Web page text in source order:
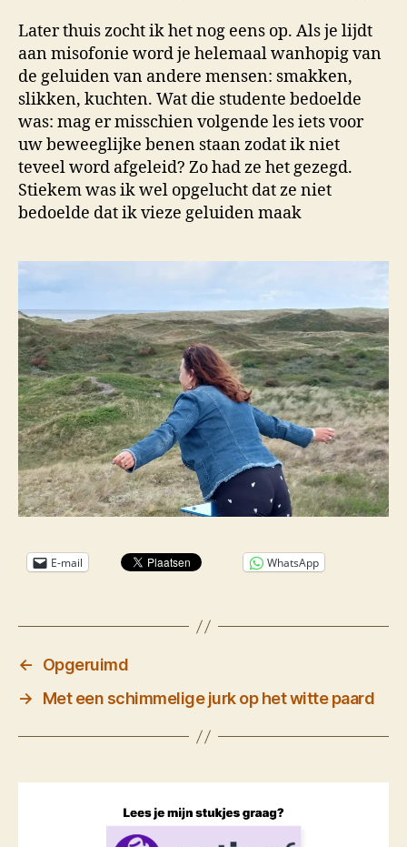
Later thuis zocht ik het nog eens op. Als je lijdt
aan misofonie word je helemaal wanhopig van
de geluiden van andere mensen: smakken,
slikken, kuchten. Wat die studente bedoelde
was: mag er misschien volgende les iets voor
uw beweeglijke benen staan zodat ik niet
teveel word afgeleid? Zo had ze het gezegd.
Stiekem was ik wel opgelucht dat ze niet
bedoelde dat ik vieze geluiden maak
E-mail WhatsApp
←
Opgeruimd
→
Met een schimmelige jurk op het witte paard